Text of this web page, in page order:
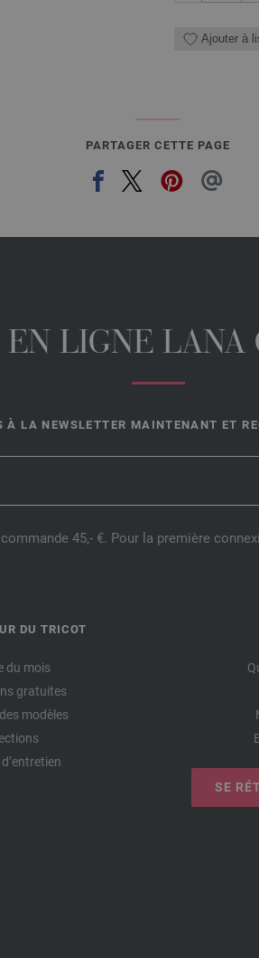
Ajouter à
PARTAGER CETTE PAGE
LIGNE LANA
À LA NEWSLETTER MAINTENANT ET
45,- €. Pour la première
DU TRICOT
du mois
gratuites
modèles
SE